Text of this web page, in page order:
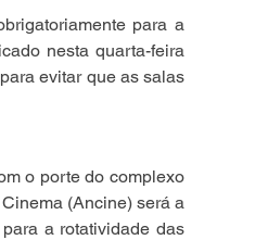
para a
nesta quarta-feira
evitar que as salas
o porte do complexo
(Ancine) será a
a rotatividade das